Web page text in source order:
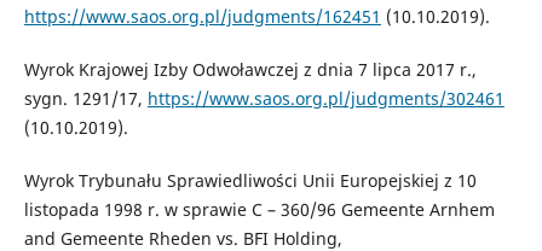
https://www.saos.org.pl/judgments/162451 (10.10.2019).
Wyrok Krajowej Izby Odwoławczej z dnia 7 lipca 2017 r.,
sygn. 1291/17, https://www.saos.org.pl/judgments/302461
(10.10.2019).
Wyrok Trybunału Sprawiedliwości Unii Europejskiej z 10
listopada 1998 r. w sprawie C – 360/96 Gemeente Arnhem
and Gemeente Rheden vs. BFI Holding,